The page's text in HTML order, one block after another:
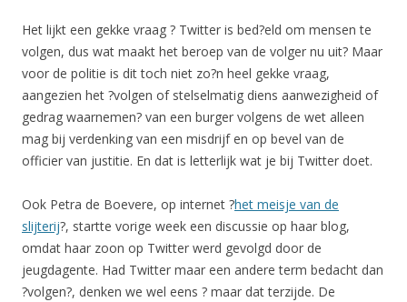
Het lijkt een gekke vraag ? Twitter is bed?eld om mensen te
volgen, dus wat maakt het beroep van de volger nu uit? Maar
voor de politie is dit toch niet zo?n heel gekke vraag,
aangezien het ?volgen of stelselmatig diens aanwezigheid of
gedrag waarnemen? van een burger volgens de wet alleen
mag bij verdenking van een misdrijf en op bevel van de
officier van justitie. En dat is letterlijk wat je bij Twitter doet.
Ook Petra de Boevere, op internet ?het meisje van de
slijterij?, startte vorige week een discussie op haar blog,
omdat haar zoon op Twitter werd gevolgd door de
jeugdagente. Had Twitter maar een andere term bedacht dan
?volgen?, denken we wel eens ? maar dat terzijde. De